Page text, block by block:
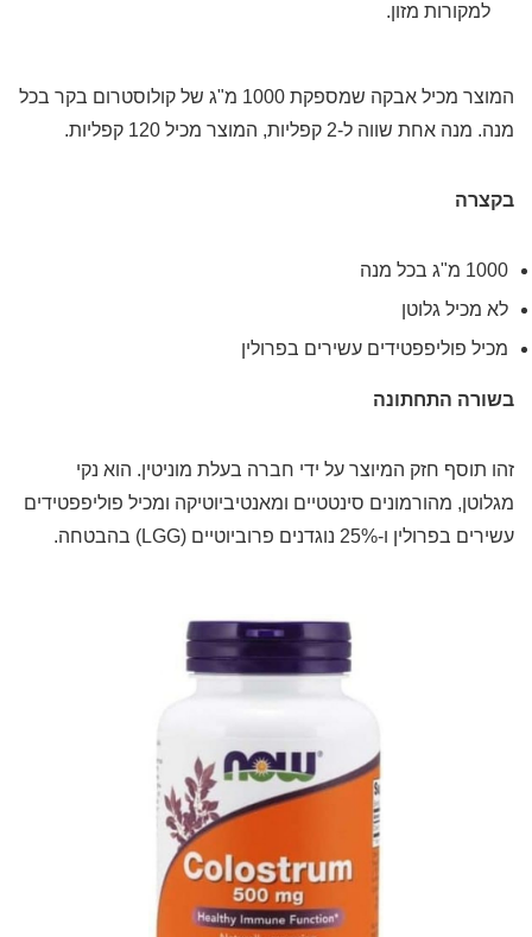
למקורות מזון.
המוצר מכיל אבקה שמספקת 1000 מ"ג של קולוסטרום בקר בכל
מנה. מנה אחת שווה ל-2 קפליות, המוצר מכיל 120 קפליות.
בקצרה
1000 מ"ג בכל מנה
לא מכיל גלוטן
מכיל פוליפפטידים עשירים בפרולין
בשורה התחתונה
זהו תוסף חזק המיוצר על ידי חברה בעלת מוניטין. הוא נקי
מגלוטן, מהורמונים סינטטיים ומאנטיביוטיקה ומכיל פוליפפטידים
עשירים בפרולין ו-25% נוגדנים פרוביוטיים (LGG) בהבטחה.